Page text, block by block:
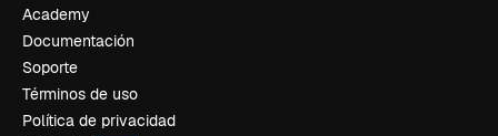
Academy
Documentación
Soporte
Términos de uso
Política de privacidad